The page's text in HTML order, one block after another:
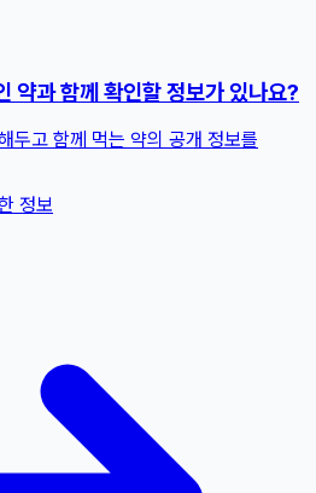
약과 함께 확인할 정보가 있나요?
두고 함께 먹는 약의 공개 정보를
정보